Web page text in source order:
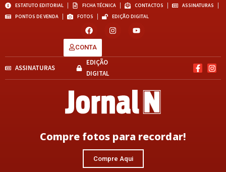
ESTATUTO EDITORIAL FICHA TÉCNICA CONTACTOS
ASSINATURAS
PONTOS DE VENDA
FOTOS EDIÇÃO DIGITAL
CONTA
ASSINATURAS
EDIÇÃO
DIGITAL
Compre fotos para recordar!
Compre Aqui